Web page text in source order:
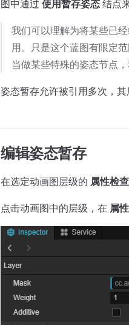
图中通过 使用暂存姿态 结点
我们可以理解为将某些已
用。只是这个蓝图有限定
当做某些特殊的姿态节点
姿态暂存允许被引用多次，
编辑姿态暂存
在选定动画图层级的 属性检
点击动画图中的层级，在 属